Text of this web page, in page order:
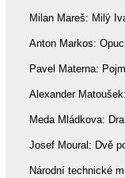
Milan Mareš: Milý
Anton Markos:
Pavel Materna:
Alexander
Meda Mládkova:
Josef Moural: Dvě
Národní technické